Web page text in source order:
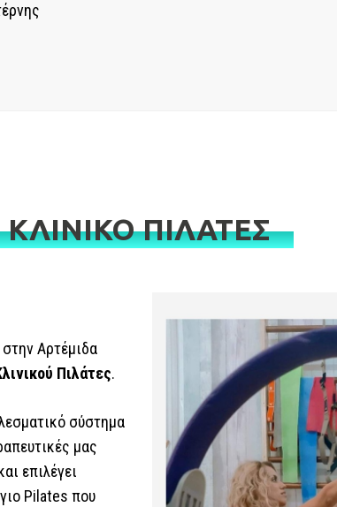
ΚΛΙΝΙΚΟ ΠΙΛΑΤΕΣ
Αρτέμιδα
Πιλάτες.
σύστημα
μας
επιλέγει
Pilates που